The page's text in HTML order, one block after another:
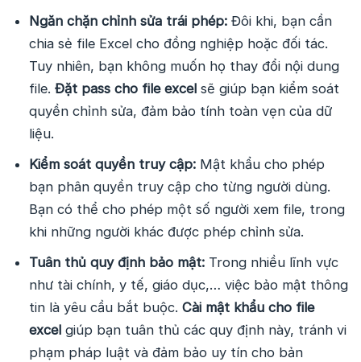
Ngăn chặn chỉnh sửa trái phép: Đôi khi, bạn cần
chia sẻ file Excel cho đồng nghiệp hoặc đối tác.
Tuy nhiên, bạn không muốn họ thay đổi nội dung
file.Đặt pass cho file excel sẽ giúp bạn kiểm soát
quyền chỉnh sửa, đảm bảo tính toàn vẹn của dữ
liệu.
Kiểm soát quyền truy cập: Mật khẩu cho phép
bạn phân quyền truy cập cho từng người dùng.
Bạn có thể cho phép một số người xem file, trong
khi những người khác được phép chỉnh sửa.
Tuân thủ quy định bảo mật: Trong nhiều lĩnh vực
như tài chính, y tế, giáo dục,… việc bảo mật thông
tin là yêu cầu bắt buộc.Cài mật khẩu cho file
excel giúp bạn tuân thủ các quy định này, tránh vi
phạm pháp luật và đảm bảo uy tín cho bản